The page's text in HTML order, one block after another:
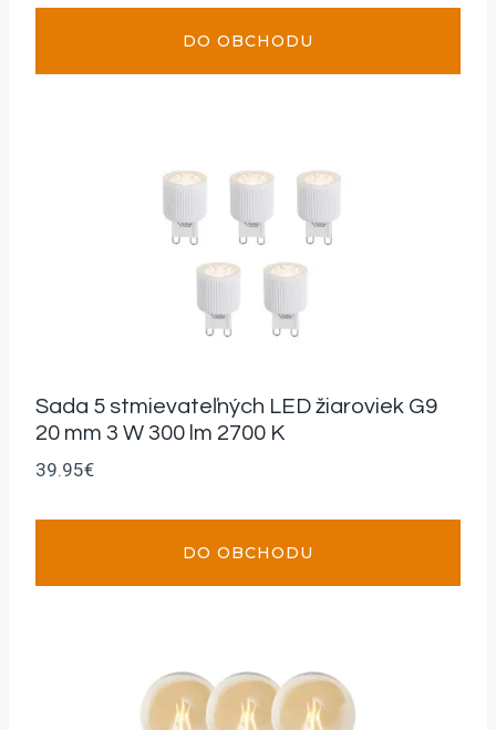
DO OBCHODU
Sada 5 stmievateľných LED žiaroviek G9
20 mm 3 W 300 lm 2700 K
39.95€
DO OBCHODU